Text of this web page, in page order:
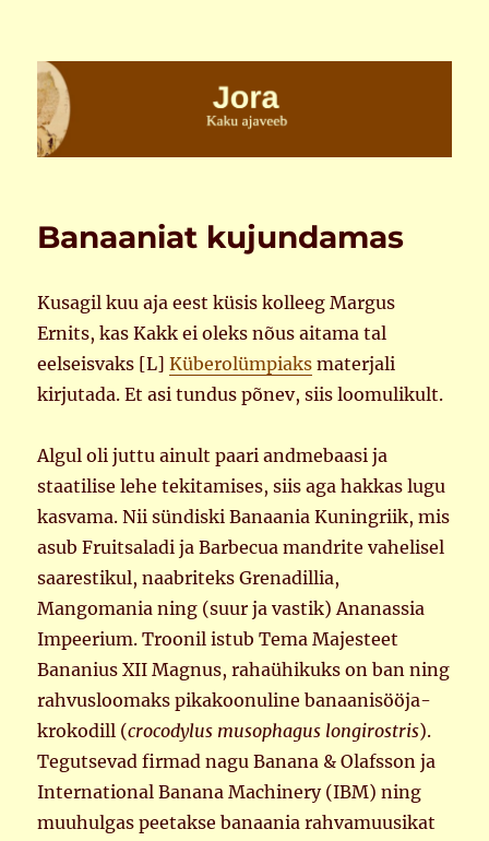
Jora
Banaaniat kujundamas
Kusagil kuu aja eest küsis kolleeg Margus
Ernits, kas Kakk ei oleks nõus aitama tal
eelseisvaks [L]Küberolümpiaks materjali
kirjutada. Et asi tundus põnev, siis loomulikult.
Algul oli juttu ainult paari andmebaasi ja
staatilise lehe tekitamises, siis aga hakkas lugu
kasvama. Nii sündiski Banaania Kuningriik, mis
asub Fruitsaladi ja Barbecua mandrite vahelisel
saarestikul, naabriteks Grenadillia,
Mangomania ning (suur ja vastik) Ananassia
Impeerium. Troonil istub Tema Majesteet
Bananius XII Magnus, rahaühikuks on ban ning
rahvusloomaks pikakoonuline banaanisööja-
krokodill (crocodylus musophagus longirostris).
Tegutsevad firmad nagu Banana & Olafsson ja
International Banana Machinery (IBM) ning
muuhulgas peetakse banaania rahvamuusikat